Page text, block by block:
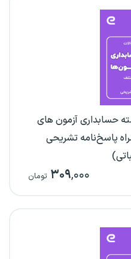
حسابداری آزمون های
پاسخ‌نامه تشریحی
۳۰۹,۰۰۰ تومان